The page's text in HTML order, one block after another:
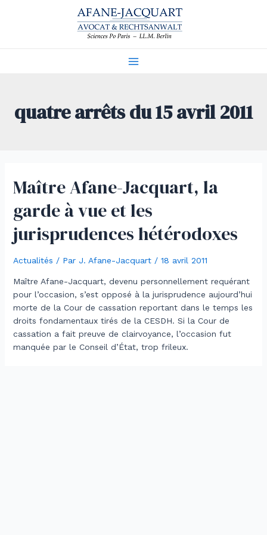
quatre arrêts du 15 avril 2011
Maître Afane-Jacquart, la
garde à vue et les
jurisprudences hétérodoxes
Actualités / Par J. Afane-Jacquart / 18 avril 2011
Maître Afane-Jacquart, devenu personnellement requérant
pour l’occasion, s’est opposé à la jurisprudence aujourd’hui
morte de la Cour de cassation reportant dans le temps les
droits fondamentaux tirés de la CESDH. Si la Cour de
cassation a fait preuve de clairvoyance, l’occasion fut
manquée par le Conseil d’État, trop frileux.